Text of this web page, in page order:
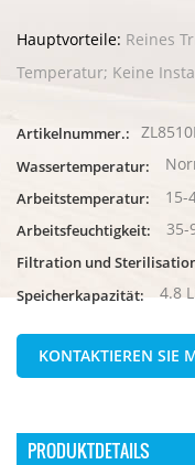
Hauptvorteile: Reines
Temperatur; Keine
Artikelnummer.:
Wassertemperatur:
Arbeitstemperatur:
Arbeitsfeuchtigkeit: 35-
Filtration und
Speicherkapazität: 4.8
KONTAKTIEREN SIE
PRODUKTDETAILS